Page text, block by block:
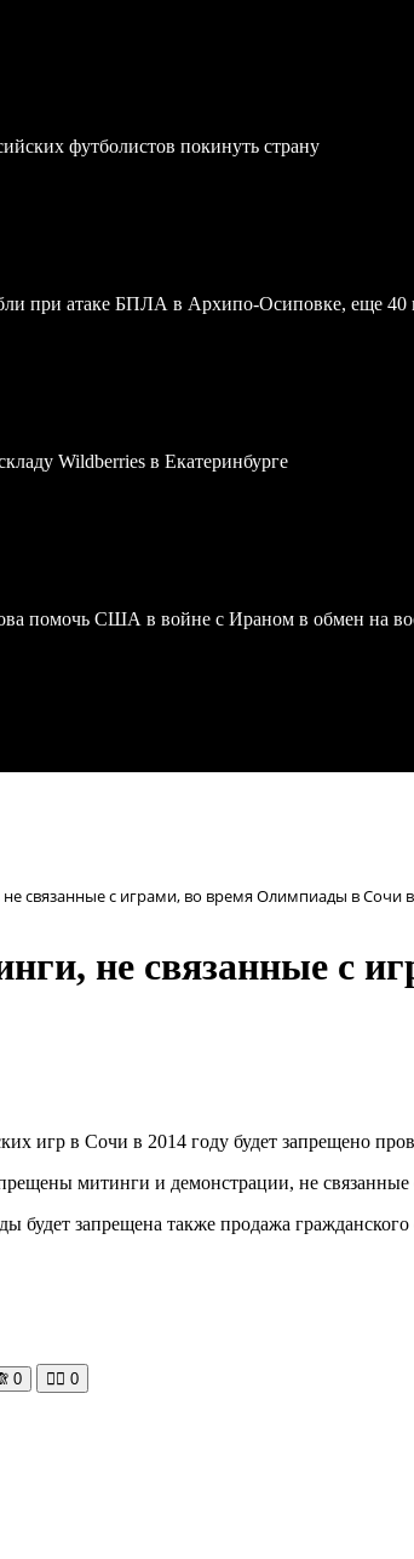
футболистов покинуть страну
при атаке БПЛА в Архипо-Осиповке, еще 40
Wildberries в Екатеринбурге
помочь США в войне с Ираном в обмен на
связанные с играми, во время Олимпиады в Сочи в
не связанные с
игр в Сочи в 2014 году будет запрещено
митинги и демонстрации, не
будет запрещена также продажа
0 🧘‍♀️ 0